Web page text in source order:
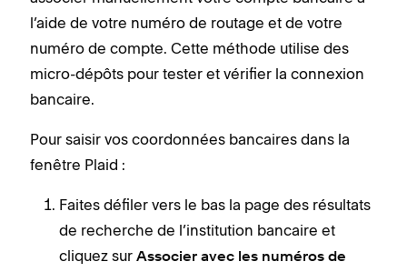
l’aide de votre numéro de routage et de votre
numéro de compte. Cette méthode utilise des
micro-dépôts pour tester et vérifier la connexion
bancaire.
Pour saisir vos coordonnées bancaires dans la
fenêtre Plaid :
Faites défiler vers le bas la page des résultats
de recherche de l’institution bancaire et
cliquez sur Associer avec les numéros de